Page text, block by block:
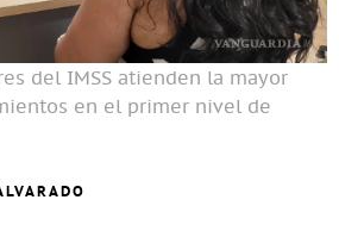
del IMSS atienden la mayor
en el primer nivel de